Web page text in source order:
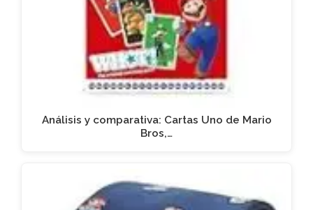
Análisis y comparativa: Cartas Uno de Mario
Bros,…